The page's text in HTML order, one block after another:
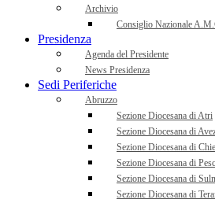
Archivio
Consiglio Nazionale
Presidenza
Agenda del Presidente
News Presidenza
Sedi Periferiche
Abruzzo
Sezione Diocesana di Atri
Sezione Diocesana di
Sezione Diocesana di
Sezione Diocesana di
Sezione Diocesana di
Sezione Diocesana di